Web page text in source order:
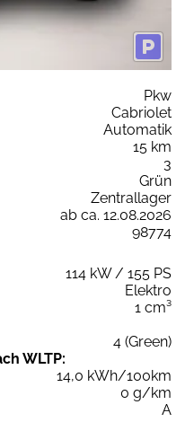
Pkw
Cabriolet
Automatik
15 km
3
Grün
Zentrallager
ab ca. 12.08.2026
98774
114 kW / 155 PS
Elektro
1 cm³
4 (Green)
WLTP:
14,0 kWh/100km
0 g/km
A